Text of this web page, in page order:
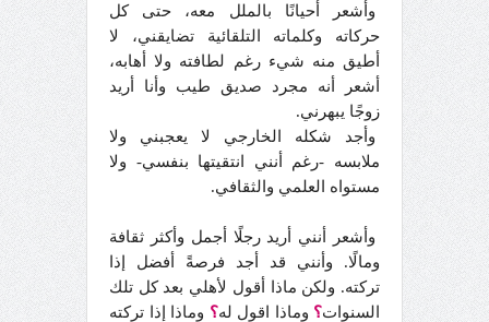
وأشعر أحيانًا بالملل معه، حتى كل
حركاته وكلماته التلقائية تضايقني، لا
أطيق منه شيء رغم لطافته ولا أهابه،
أشعر أنه مجرد صديق طيب وأنا أريد
زوجًا يبهرني.
وأجد شكله الخارجي لا يعجبني ولا
ملابسه -رغم أنني انتقيتها بنفسي- ولا
مستواه العلمي والثقافي.
وأشعر أنني أريد رجلًا أجمل وأكثر ثقافة
ومالًا. وأنني قد أجد فرصةً أفضل إذا
تركته. ولكن ماذا أقول لأهلي بعد كل تلك
السنوات؟ وماذا اقول له؟ وماذا إذا تركته